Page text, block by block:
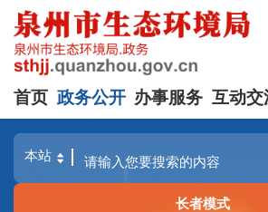
首页 政务公开 办事服务 互动交
长者模式